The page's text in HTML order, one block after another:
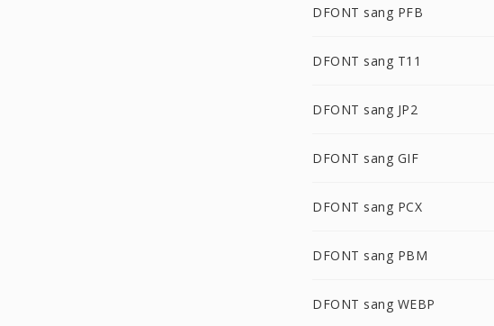
DFONT sang PFB
DFONT sang T11
DFONT sang JP2
DFONT sang GIF
DFONT sang PCX
DFONT sang PBM
DFONT sang WEBP